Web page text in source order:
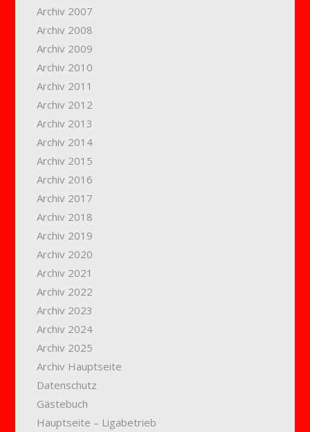
Archiv 2007
Archiv 2008
Archiv 2009
Archiv 2010
Archiv 2011
Archiv 2012
Archiv 2013
Archiv 2014
Archiv 2015
Archiv 2016
Archiv 2017
Archiv 2018
Archiv 2019
Archiv 2020
Archiv 2021
Archiv 2022
Archiv 2023
Archiv 2024
Archiv 2025
Archiv Hauptseite
Datenschutz
Gästebuch
Hauptseite – Ligabetrieb